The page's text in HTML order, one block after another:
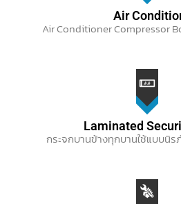
Air
Air Conditioner Compressor
Laminated
กระจกบานข้างทุกบานใช้แบบนิร